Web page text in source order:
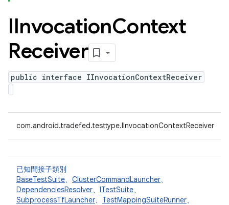
IInvocationContext
Receiver
public interface IInvocationContextReceiver
com.android.tradefed.testtype.IInvocationContextReceiver
已知間接子類別
BaseTestSuite、 ClusterCommandLauncher、
DependenciesResolver、 ITestSuite、
SubprocessTfLauncher、 TestMappingSuiteRunner、